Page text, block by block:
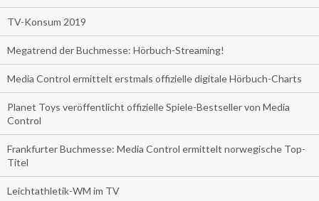
TV-Konsum 2019
Megatrend der Buchmesse: Hörbuch-Streaming!
Media Control ermittelt erstmals offizielle digitale Hörbuch-Charts
Planet Toys veröffentlicht offizielle Spiele-Bestseller von Media
Control
Frankfurter Buchmesse: Media Control ermittelt norwegische Top-
Titel
Leichtathletik-WM im TV